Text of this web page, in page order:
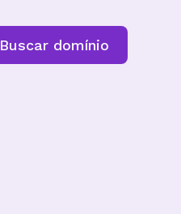
Buscar domínio